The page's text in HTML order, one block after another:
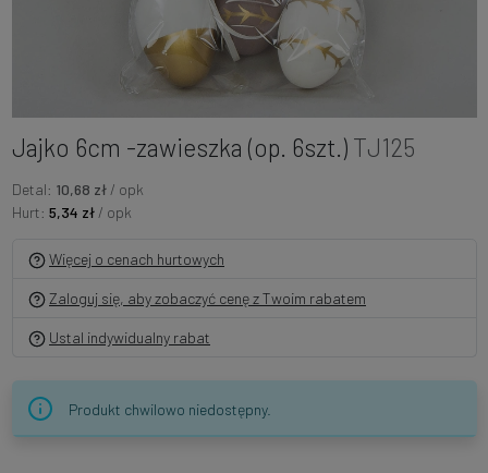
Jajko 6cm -zawieszka (op. 6szt.) TJ125
Detal: 10,68 zł / opk
Hurt: 5,34 zł / opk
Więcej o cenach hurtowych
Zaloguj się, aby zobaczyć cenę z Twoim rabatem
Ustal indywidualny rabat
Produkt chwilowo niedostępny.